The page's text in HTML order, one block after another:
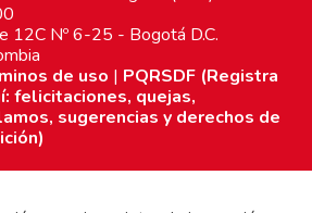
12C Nº 6-25 - Bogotá D.C.
de uso | PQRSDF (Registra
felicitaciones, quejas,
sugerencias y derechos de